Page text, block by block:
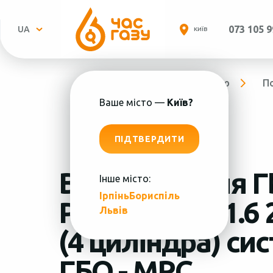
UA КИЇВ
Ваше місто — Київ?
ПІДТВЕРДИТИ
Інше місто:
ІрпіньБориспіль
Львів
073 105
Про компанію
Встановлення
Peugeot 301 1.6
(4 циліндра)